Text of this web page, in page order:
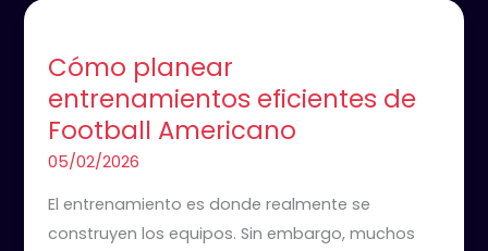
Cómo planear
entrenamientos eficientes de
Football Americano
05/02/2026
El entrenamiento es donde realmente se
construyen los equipos. Sin embargo, muchos
entrenamientos
eficientes
de
Football